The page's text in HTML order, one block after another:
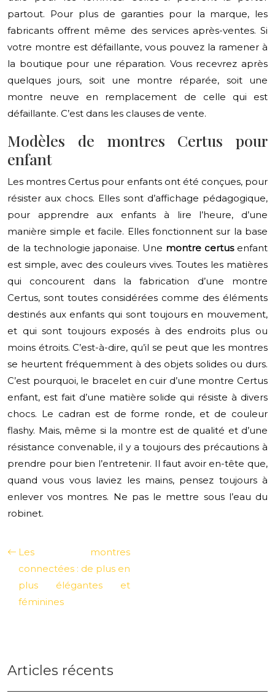
partout. Pour plus de garanties pour la marque, les
fabricants offrent même des services après-ventes. Si
votre montre est défaillante, vous pouvez la ramener à
la boutique pour une réparation. Vous recevrez après
quelques jours, soit une montre réparée, soit une
montre neuve en remplacement de celle qui est
défaillante. C’est dans les clauses de vente.
Modèles de montres Certus pour
enfant
Les montres Certus pour enfants ont été conçues, pour
résister aux chocs. Elles sont d’affichage pédagogique,
pour apprendre aux enfants à lire l’heure, d’une
manière simple et facile. Elles fonctionnent sur la base
de la technologie japonaise. Une montre certusenfant
est simple, avec des couleurs vives. Toutes les matières
qui concourent dans la fabrication d’une montre
Certus, sont toutes considérées comme des éléments
destinés aux enfants qui sont toujours en mouvement,
et qui sont toujours exposés à des endroits plus ou
moins étroits. C’est-à-dire, qu’il se peut que les montres
se heurtent fréquemment à des objets solides ou durs.
C’est pourquoi, le bracelet en cuir d’une montre Certus
enfant, est fait d’une matière solide qui résiste à divers
chocs. Le cadran est de forme ronde, et de couleur
flashy. Mais, même si la montre est de qualité et d’une
résistance convenable, il y a toujours des précautions à
prendre pour bien l’entretenir. Il faut avoir en-tête que,
quand vous vous laviez les mains, pensez toujours à
enlever vos montres. Ne pas le mettre sous l’eau du
robinet.
Les montres
connectées : de plus en
plus élégantes et
féminines
Articles récents